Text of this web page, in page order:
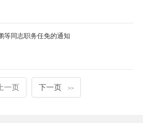
等同志职务任免的通知
一页 下一页 >>